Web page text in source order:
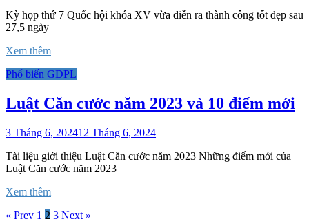
Kỳ họp thứ 7 Quốc hội khóa XV vừa diễn ra thành công tốt đẹp sau
27,5 ngày
Xem thêm
Phổ biến GDPL
Luật Căn cước năm 2023 và 10 điểm mới
3 Tháng 6, 202412 Tháng 6, 2024
Tài liệu giới thiệu Luật Căn cước năm 2023 Những điểm mới của
Luật Căn cước năm 2023
Xem thêm
« Prev 1 2 3 Next »